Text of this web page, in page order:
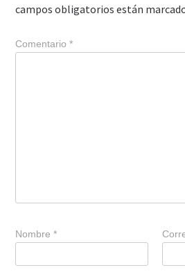
campos obligatorios están
Comentario*
Nombre*